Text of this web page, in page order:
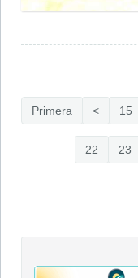
Primera < 15
22 23